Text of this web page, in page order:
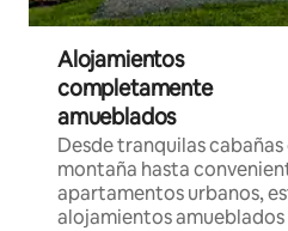
Alojamientos
completamente
amueblados
Desde tranquilas cabañas
montaña hasta
apartamentos urbanos,
alojamientos amueblados